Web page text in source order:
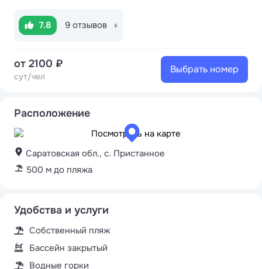
Расположение
Саратовская обл., с. Пристанное
500 м до пляжа
7.8 9 отзывов
от 2100 ₽
сут/чел
Выбрать номер
Удобства и услуги
Собственный пляж
Бассейн закрытый
Водные горки